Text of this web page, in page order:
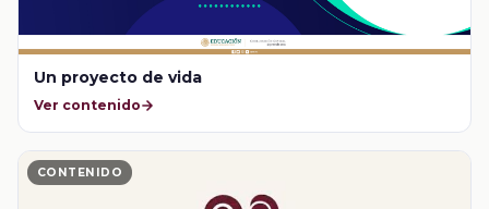
Un proyecto de vida
Ver contenido
CONTENIDO